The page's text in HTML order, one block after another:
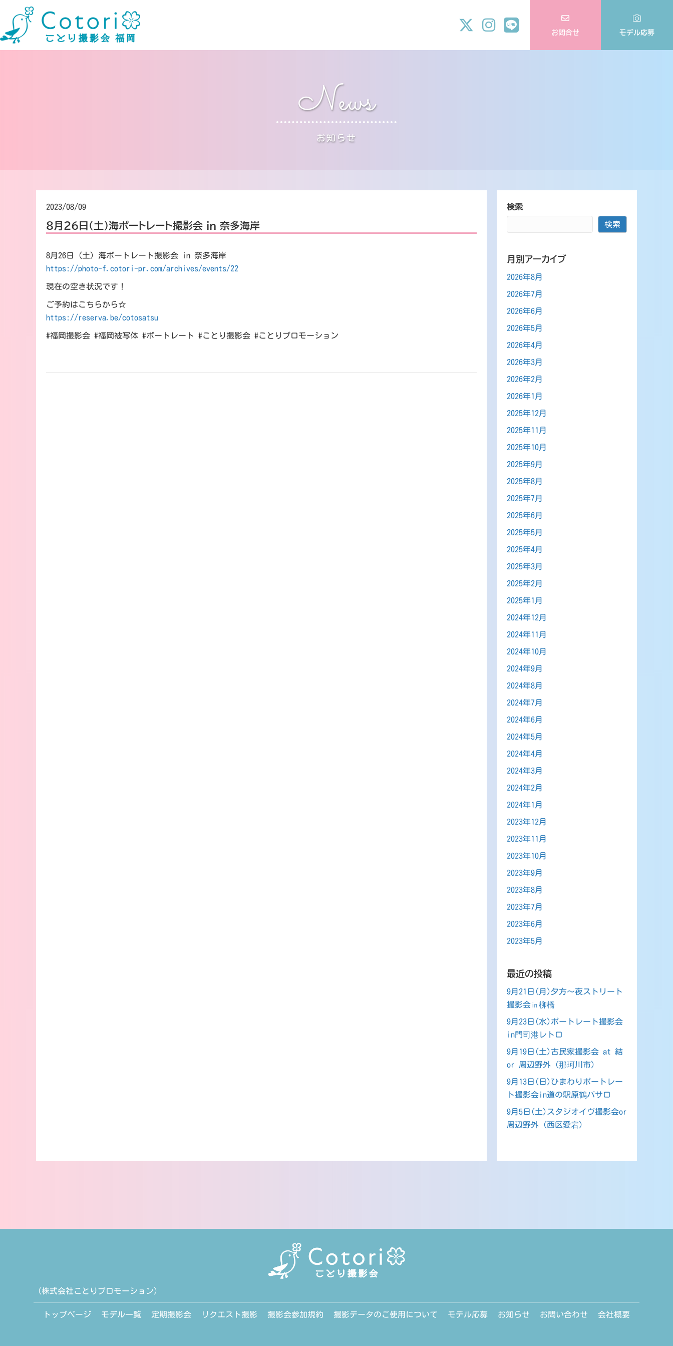
お問合せ モデル応募
News
お知らせ
2023/08/09
8月26日（土）海ポートレート撮影会 in 奈多海岸
8月26日（土）海ポートレート撮影会 in 奈多海岸
https://photo-f.cotori-pr.com/archives/events/22
現在の空き状況です！
ご予約はこちらから☆
https://reserva.be/cotosatsu
#福岡撮影会 #福岡被写体 #ポートレート #ことり撮影会 #ことりプロモーション
検索
検索
月別アーカイブ
2026年8月
2026年7月
2026年6月
2026年5月
2026年4月
2026年3月
2026年2月
2026年1月
2025年12月
2025年11月
2025年10月
2025年9月
2025年8月
2025年7月
2025年6月
2025年5月
2025年4月
2025年3月
2025年2月
2025年1月
2024年12月
2024年11月
2024年10月
2024年9月
2024年8月
2024年7月
2024年6月
2024年5月
2024年4月
2024年3月
2024年2月
2024年1月
2023年12月
2023年11月
2023年10月
2023年9月
2023年8月
2023年7月
2023年6月
2023年5月
最近の投稿
9月21日(月)夕方～夜ストリート
撮影会㏌柳橋
9月23日(水)ポートレート撮影会
in門司港レトロ
9月19日(土)古民家撮影会 at 結
or 周辺野外（那珂川市）
9月13日(日)ひまわりポートレー
ト撮影会in道の駅原鶴バサロ
9月5日(土)スタジオイヴ撮影会or
周辺野外（西区愛宕）
（株式会社ことりプロモーション）
トップページ モデル一覧 定期撮影会 リクエスト撮影 撮影会参加規約 撮影データのご使用について モデル応募 お知らせ お問い合わせ 会社概要